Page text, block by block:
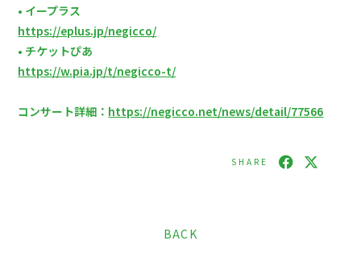
• イープラス
https://eplus.jp/negicco/
• チケットぴあ
https://w.pia.jp/t/negicco-t/
コンサート詳細： https://negicco.net/news/detail/77566
SHARE
BACK